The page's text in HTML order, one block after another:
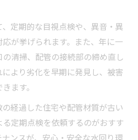
定期的な目視点検や、異音・異
が挙げられます。また、年に一
清掃、配管の接続部の締め直し
より劣化を早期に発見し、被害
ます。
経過した住宅や配管材質が古い
定期点検を依頼するのがおすす
ンスが、安心・安全な水回り環